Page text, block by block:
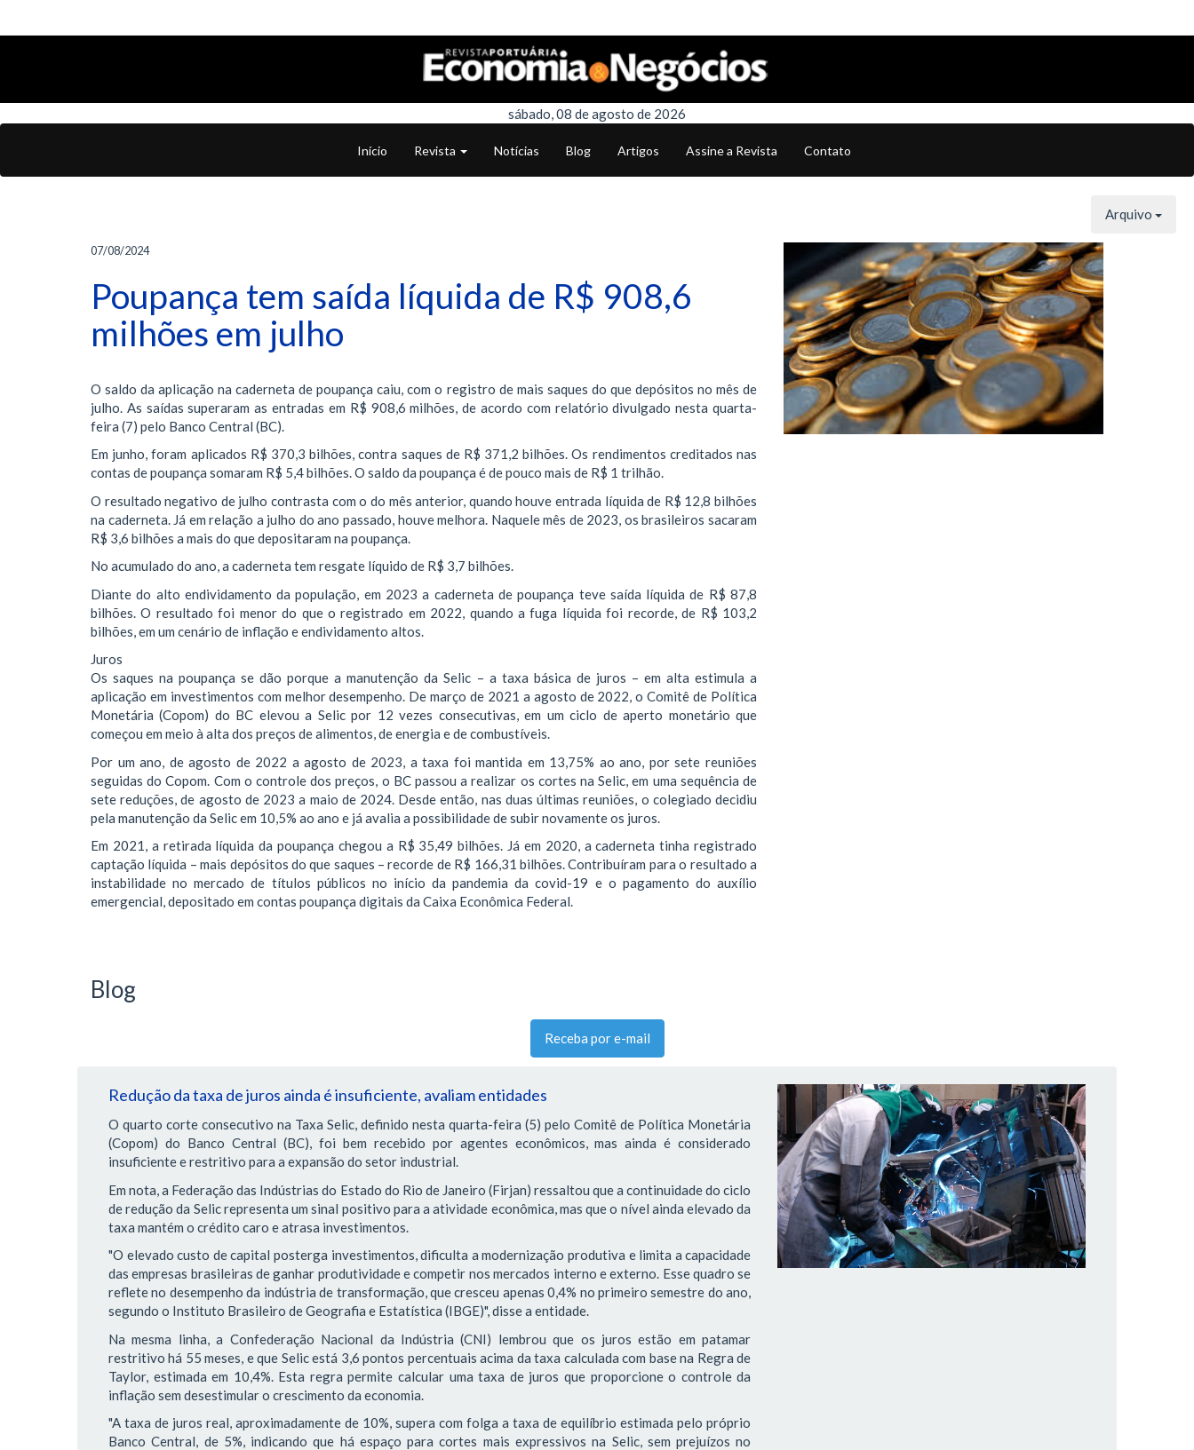
sábado, 08 de agosto de 2026
Início Revista Notícias Blog Artigos Assine a Revista Contato
Arquivo
07/08/2024
Poupança tem saída líquida de R$ 908,6
milhões em julho
O saldo da aplicação na caderneta de poupança caiu, com o registro de mais saques do que depósitos no mês de
julho. As saídas superaram as entradas em R$ 908,6 milhões, de acordo com relatório divulgado nesta quarta-
feira (7) pelo Banco Central (BC).
Em junho, foram aplicados R$ 370,3 bilhões, contra saques de R$ 371,2 bilhões. Os rendimentos creditados nas
contas de poupança somaram R$ 5,4 bilhões. O saldo da poupança é de pouco mais de R$ 1 trilhão.
O resultado negativo de julho contrasta com o do mês anterior, quando houve entrada líquida de R$ 12,8 bilhões
na caderneta. Já em relação a julho do ano passado, houve melhora. Naquele mês de 2023, os brasileiros sacaram
R$ 3,6 bilhões a mais do que depositaram na poupança.
No acumulado do ano, a caderneta tem resgate líquido de R$ 3,7 bilhões.
Diante do alto endividamento da população, em 2023 a caderneta de poupança teve saída líquida de R$ 87,8
bilhões. O resultado foi menor do que o registrado em 2022, quando a fuga líquida foi recorde, de R$ 103,2
bilhões, em um cenário de inflação e endividamento altos.
Juros
Os saques na poupança se dão porque a manutenção da Selic – a taxa básica de juros – em alta estimula a
aplicação em investimentos com melhor desempenho. De março de 2021 a agosto de 2022, o Comitê de Política
Monetária (Copom) do BC elevou a Selic por 12 vezes consecutivas, em um ciclo de aperto monetário que
começou em meio à alta dos preços de alimentos, de energia e de combustíveis.
Por um ano, de agosto de 2022 a agosto de 2023, a taxa foi mantida em 13,75% ao ano, por sete reuniões
seguidas do Copom. Com o controle dos preços, o BC passou a realizar os cortes na Selic, em uma sequência de
sete reduções, de agosto de 2023 a maio de 2024. Desde então, nas duas últimas reuniões, o colegiado decidiu
pela manutenção da Selic em 10,5% ao ano e já avalia a possibilidade de subir novamente os juros.
Em 2021, a retirada líquida da poupança chegou a R$ 35,49 bilhões. Já em 2020, a caderneta tinha registrado
captação líquida – mais depósitos do que saques – recorde de R$ 166,31 bilhões. Contribuíram para o resultado a
instabilidade no mercado de títulos públicos no início da pandemia da covid-19 e o pagamento do auxílio
emergencial, depositado em contas poupança digitais da Caixa Econômica Federal.
Blog
Receba por e-mail
Redução da taxa de juros ainda é insuficiente, avaliam entidades
O quarto corte consecutivo na Taxa Selic, definido nesta quarta-feira (5) pelo Comitê de Política Monetária
(Copom) do Banco Central (BC), foi bem recebido por agentes econômicos, mas ainda é considerado
insuficiente e restritivo para a expansão do setor industrial.
Em nota, a Federação das Indústrias do Estado do Rio de Janeiro (Firjan) ressaltou que a continuidade do ciclo
de redução da Selic representa um sinal positivo para a atividade econômica, mas que o nível ainda elevado da
taxa mantém o crédito caro e atrasa investimentos.
"O elevado custo de capital posterga investimentos, dificulta a modernização produtiva e limita a capacidade
das empresas brasileiras de ganhar produtividade e competir nos mercados interno e externo. Esse quadro se
reflete no desempenho da indústria de transformação, que cresceu apenas 0,4% no primeiro semestre do ano,
segundo o Instituto Brasileiro de Geografia e Estatística (IBGE)", disse a entidade.
Na mesma linha, a Confederação Nacional da Indústria (CNI) lembrou que os juros estão em patamar
restritivo há 55 meses, e que Selic está 3,6 pontos percentuais acima da taxa calculada com base na Regra de
Taylor, estimada em 10,4%. Esta regra permite calcular uma taxa de juros que proporcione o controle da
inflação sem desestimular o crescimento da economia.
"A taxa de juros real, aproximadamente de 10%, supera com folga a taxa de equilíbrio estimada pelo próprio
Banco Central, de 5%, indicando que há espaço para cortes mais expressivos na Selic, sem prejuízos no